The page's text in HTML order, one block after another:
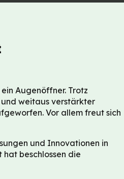
Augenöffner. Trotz
weitaus verstärkter
Vor allem freut sich
und Innovationen in
beschlossen die